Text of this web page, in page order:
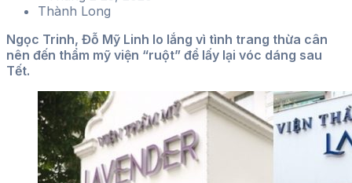
Thành Long
Ngọc Trinh, Đỗ Mỹ Linh lo lắng vì tình trang thừa cân
nên đến thẩm mỹ viện “ruột” để lấy lại vóc dáng sau
Tết.